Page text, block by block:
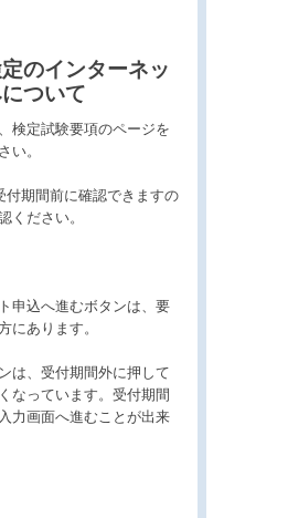
のインターネッ
について
検定試験要項のページを
い。
付期間前に確認できますの
ください。
申込へ進むボタンは、要
にあります。
は、受付期間外に押して
なっています。受付期間
力画面へ進むことが出来